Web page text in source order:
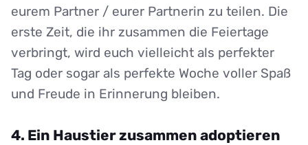
eurem Partner / eurer Partnerin zu teilen. Die
erste Zeit, die ihr zusammen die Feiertage
verbringt, wird euch vielleicht als perfekter
Tag oder sogar als perfekte Woche voller Spaß
und Freude in Erinnerung bleiben.
4. Ein Haustier zusammen adoptieren